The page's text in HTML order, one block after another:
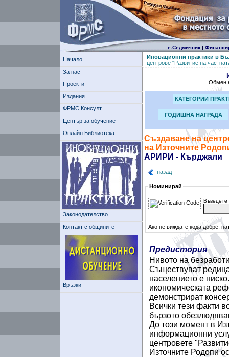
е-Седмичник|
Начало
За нас
Проекти
Издания
ФРМС Консулт
Център за обучение
Онлайн Библиотека
Законодателство
Контакт с общините
Връзки
Иновационни практики в
центрове "Развитие на
Обмен
КАТЕГОРИИ
ГОДИШНА НАГРАДА
Създаване на
на Източните
АРИРИ - Кърджали
назад
Номинирай
Въведете
Ако не виждате кода добре,
Предистория
Нивото на
Съществуват
населението е
икономическата
демонстрират
Всички тези факти
бързото
До този момент в
информационни
центровете
Източните Родопи